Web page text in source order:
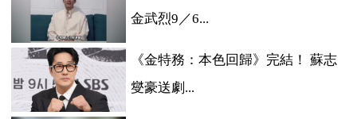
金武烈9／6...
《金特務：本色回歸》完結！ 蘇志
燮豪送劇...